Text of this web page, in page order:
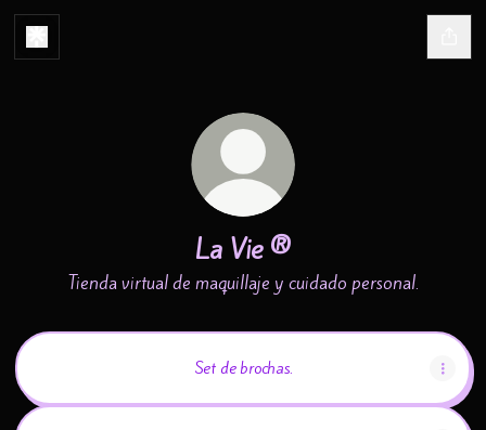
La Vie ®
Tienda virtual de maquillaje y cuidado personal.
Set de brochas.